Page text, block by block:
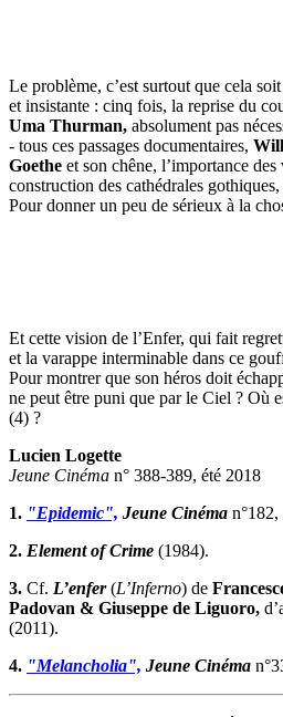
Le problème, c’est surtout que cela
et insistante : cinq fois, la reprise du
Uma Thurman, absolument pas
- tous ces passages documentaires,
Goethe et son chêne, l’importance
construction des cathédrales
Pour donner un peu de sérieux à la
Et cette vision de l’Enfer, qui fait
et la varappe interminable dans ce
Pour montrer que son héros doit
ne peut être puni que par le Ciel ? Où
(4) ?
Lucien Logette
Jeune Cinéma n° 388-389, été 2018
1. "Epidemic", Jeune Cinéma n°182,
2. Element of Crime (1984).
3. Cf. L’enfer (L’Inferno) de
Padovan & Giuseppe de Liguoro,
(2011).
4. "Melancholia", Jeune Cinéma